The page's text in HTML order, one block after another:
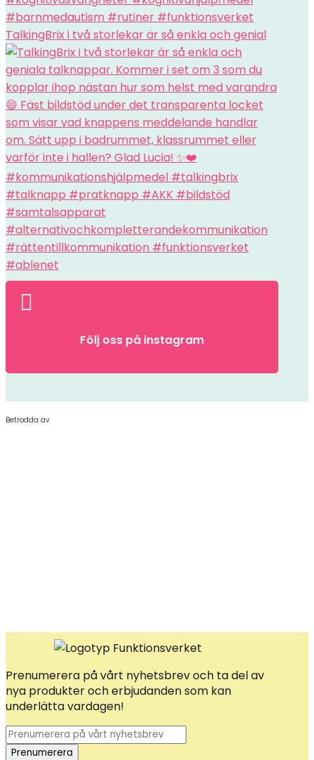
TalkingBrix i två storlekar är så enkla och genial

Följ oss på instagram
Betrodda av
Prenumerera på vårt nyhetsbrev och ta del av
nya produkter och erbjudanden som kan
underlätta vardagen!